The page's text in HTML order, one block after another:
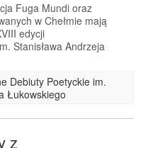
Fuga Mundi oraz
w Chełmie mają
edycji
Stanisława Andrzeja
Debiuty Poetyckie im.
Łukowskiego
z